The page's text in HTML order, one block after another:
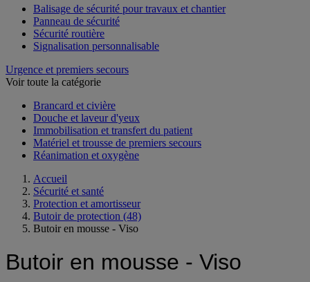
Balisage de sécurité pour travaux et chantier
Panneau de sécurité
Sécurité routière
Signalisation personnalisable
Urgence et premiers secours
Voir toute la catégorie
Brancard et civière
Douche et laveur d'yeux
Immobilisation et transfert du patient
Matériel et trousse de premiers secours
Réanimation et oxygène
Accueil
Sécurité et santé
Protection et amortisseur
Butoir de protection (48)
Butoir en mousse - Viso
Butoir en mousse - Viso